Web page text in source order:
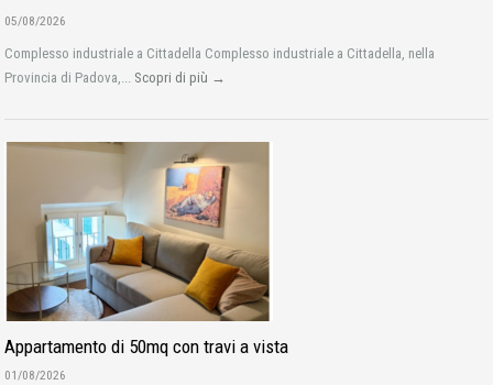
05/08/2026
Complesso industriale a Cittadella Complesso industriale a Cittadella, nella
Provincia di Padova,... Scopri di più →
Appartamento di 50mq con travi a vista
01/08/2026